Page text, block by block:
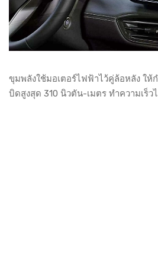
ขุมพลังใช้มอเตอร์ไฟฟ้าไว้คู่ล้อหลัง ให้
บิดสูงสุด 310 นิวตัน-เมตร ทำความเร็ว